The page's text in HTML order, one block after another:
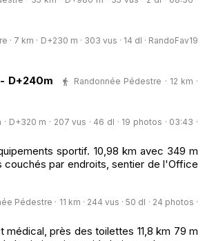
7 km · D+230 m · 303 vus · 14 dl · RandoFav19
D+240m
Randonnée Pédestre · 12 km ·
D+320 m · 207 vus · 46 dl · 19 photos · 03:43 ·
sportif. 10,98 km avec 349 m
couchés par endroits, sentier de l'Office
Pédestre · 11 km · 244 vus · 50 dl · 24 photos ·
près des toilettes 11,8 km 79 m